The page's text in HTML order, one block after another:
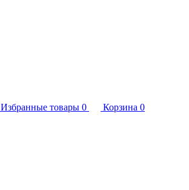
Избранные товары 0 Корзина 0